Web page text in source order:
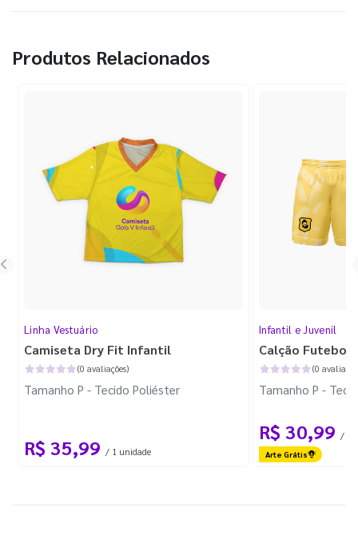
Produtos Relacionados
Linha Vestuário
Camiseta Dry Fit Infantil
(0 avaliações)
Tamanho P - Tecido Poliéster
R$ 35,99 / 1 unidade
Infantil e Juvenil
Calção Futebol
(0
Tamanho P -
R$ 30,99 / 1
Arte Grátis